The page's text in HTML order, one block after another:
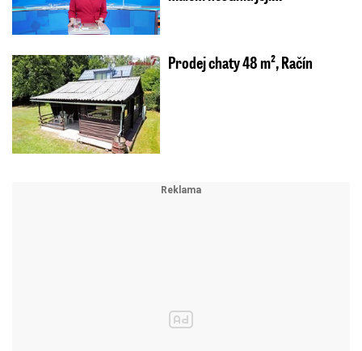
Prodej chaty 48 m², Račín